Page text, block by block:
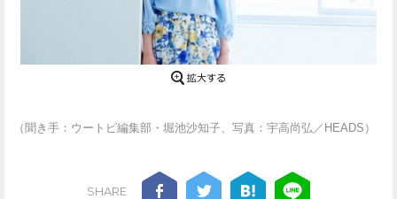
（聞き手：ウートピ編集部・堀池沙知子、写真：宇高尚弘／HEADS）
SHARE